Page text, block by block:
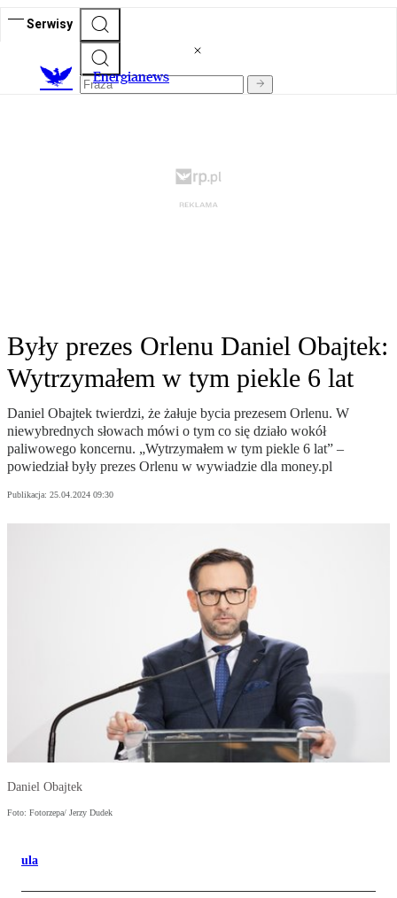
Serwisy
Energianews
Były prezes Orlenu Daniel Obajtek:
Wytrzymałem w tym piekle 6 lat
Daniel Obajtek twierdzi, że żałuje bycia prezesem Orlenu. W
niewybrednych słowach mówi o tym co się działo wokół
paliwowego koncernu. „Wytrzymałem w tym piekle 6 lat” –
powiedział były prezes Orlenu w wywiadzie dla money.pl
Publikacja: 25.04.2024 09:30
Daniel Obajtek
Foto: Fotorzepa/ Jerzy Dudek
ula